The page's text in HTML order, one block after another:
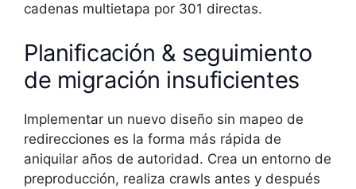
cadenas multietapa por 301 directas.
Planificación & seguimiento
de migración insuficientes
Implementar un nuevo diseño sin mapeo de
redirecciones es la forma más rápida de
aniquilar años de autoridad. Crea un entorno de
preproducción, realiza crawls antes y después